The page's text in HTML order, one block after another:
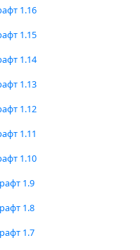
1.16
1.15
1.14
1.13
1.12
1.11
1.10
1.9
1.8
1.7